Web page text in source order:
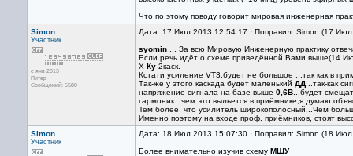
Что по этому поводу говорит мировая инженерная
Simon
Участник
с янв 2013
Питер
Сообщений: 5580
Дата: 17 Июл 2013 12:54:17 · Поправил: Simon (17
syomin
... За всю Мировую Инженерную практику
Если речь идёт о схеме приведённой Вами выше(14
Х Ку 2каск.
Кстати усиление VT3,будет не большoе ...так как в
Так-же у этого каскада будет маленький ДД ...так-как
напряжение сигнала на базе выше 0,6В ...будет
гармоник...чем это выльется в приёмнике,я думаю
Тем более, что усилитель широкополосный...Чем
Именно поэтому на входе проф. приёмников, стоят
Simon
Участник
Дата: 18 Июл 2013 15:07:30 · Поправил: Simon (18
Более внимательно изучив схему МШУ